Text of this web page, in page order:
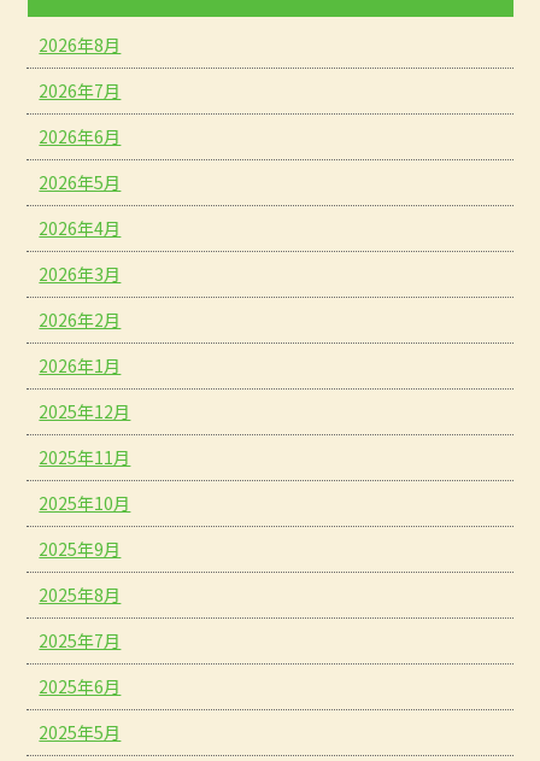
2026年8月
2026年7月
2026年6月
2026年5月
2026年4月
2026年3月
2026年2月
2026年1月
2025年12月
2025年11月
2025年10月
2025年9月
2025年8月
2025年7月
2025年6月
2025年5月